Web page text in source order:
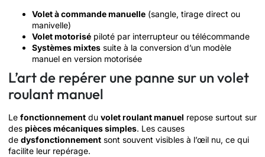
Volet à commande manuelle (sangle, tirage direct ou
manivelle)
Volet motorisé piloté par interrupteur ou télécommande
Systèmes mixtes suite à la conversion d’un modèle
manuel en version motorisée
L’art de repérer une panne sur un volet
roulant manuel
Le fonctionnement du volet roulant manuel repose surtout sur
des pièces mécaniques simples. Les causes
de dysfonctionnement sont souvent visibles à l’œil nu, ce qui
facilite leur repérage.